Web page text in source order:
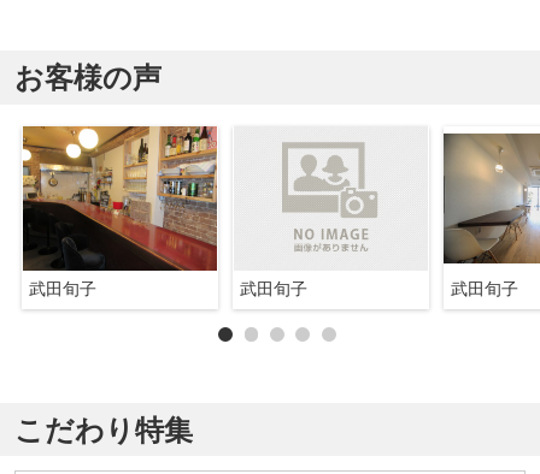
お客様の声
武田旬子 武田旬子 武田旬子
こだわり特集